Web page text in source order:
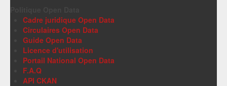
Cadre juridique Open Data
Circulaires Open Data
Guide Open Data
Licence d'utilisation
Portail National Open Data
F.A.Q
API CKAN